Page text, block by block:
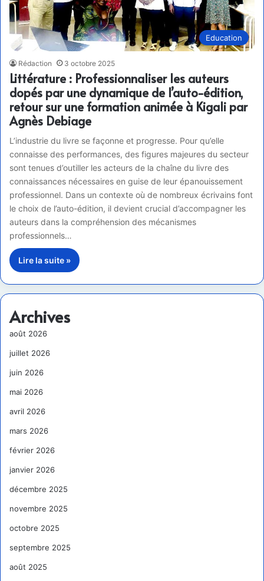
Education
Rédaction 3 octobre 2025
Littérature : Professionnaliser les auteurs
dopés par une dynamique de l’auto-édition,
retour sur une formation animée à Kigali par
Agnès Debiage
L’industrie du livre se façonne et progresse. Pour qu’elle
connaisse des performances, des figures majeures du secteur
sont tenues d’outiller les acteurs de la chaîne du livre des
connaissances nécessaires en guise de leur épanouissement
professionnel. Dans un contexte où de nombreux écrivains font
le choix de l’auto-édition, il devient crucial d’accompagner les
auteurs dans la compréhension des mécanismes
professionnels…
Lire la suite »
Archives
août 2026
juillet 2026
juin 2026
mai 2026
avril 2026
mars 2026
février 2026
janvier 2026
décembre 2025
novembre 2025
octobre 2025
septembre 2025
août 2025